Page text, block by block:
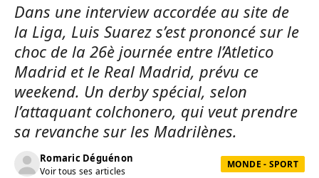
Dans une interview accordée au site de
la Liga, Luis Suarez s’est prononcé sur le
choc de la 26è journée entre l’Atletico
Madrid et le Real Madrid, prévu ce
weekend. Un derby spécial, selon
l’attaquant colchonero, qui veut prendre
sa revanche sur les Madrilènes.
Romaric Déguénon
Voir tous ses articles
MONDE - SPORT